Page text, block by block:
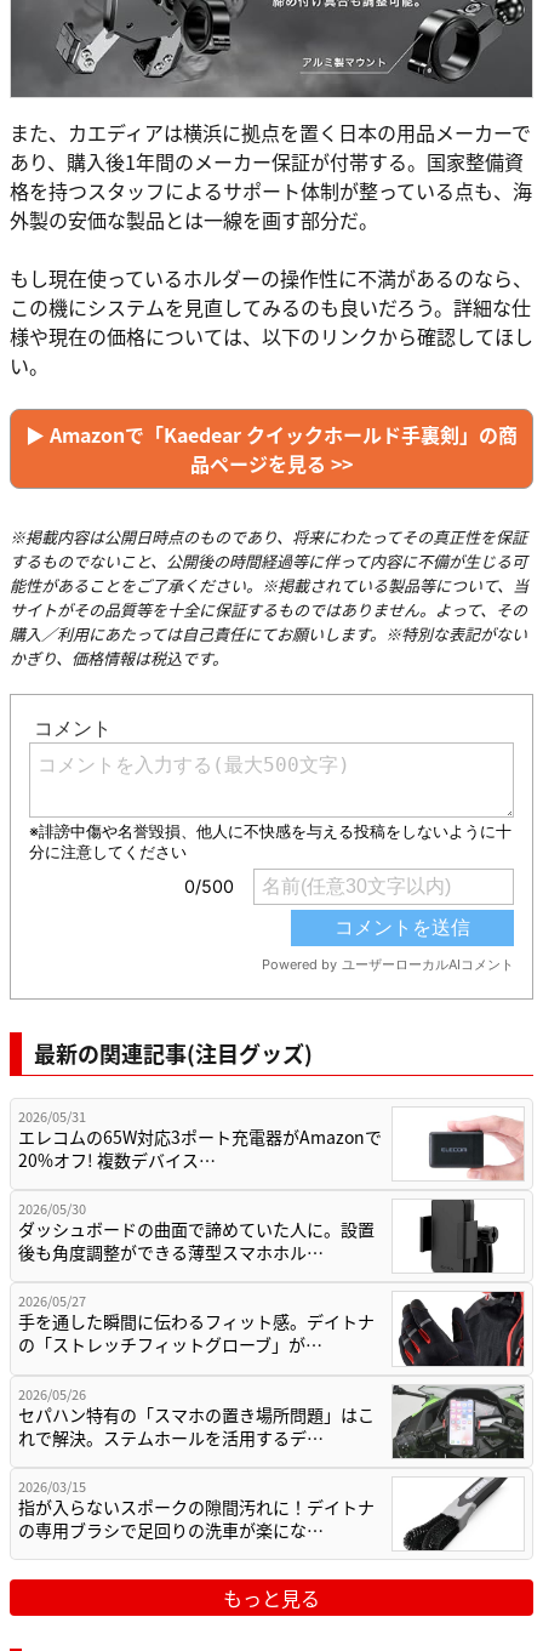
また、カエディアは横浜に拠点を置く日本の用品メーカーで
あり、購入後1年間のメーカー保証が付帯する。国家整備資
格を持つスタッフによるサポート体制が整っている点も、海
外製の安価な製品とは一線を画す部分だ。
もし現在使っているホルダーの操作性に不満があるのなら、
この機にシステムを見直してみるのも良いだろう。詳細な仕
様や現在の価格については、以下のリンクから確認してほし
い。
▶︎ Amazonで「Kaedear クイックホールド手裏剣」の商
品ページを見る >>
※掲載内容は公開日時点のものであり、将来にわたってその真正性を保証
するものでないこと、公開後の時間経過等に伴って内容に不備が生じる可
能性があることをご了承ください。※掲載されている製品等について、当
サイトがその品質等を十全に保証するものではありません。よって、その
購入／利用にあたっては自己責任にてお願いします。※特別な表記がない
かぎり、価格情報は税込です。
最新の関連記事(注目グッズ)
2026/05/31
エレコムの65W対応3ポート充電器がAmazonで
20%オフ! 複数デバイス…
2026/05/30
ダッシュボードの曲面で諦めていた人に。設置
後も角度調整ができる薄型スマホホル…
2026/05/27
手を通した瞬間に伝わるフィット感。デイトナ
の「ストレッチフィットグローブ」が…
2026/05/26
セパハン特有の「スマホの置き場所問題」はこ
れで解決。ステムホールを活用するデ…
2026/03/15
指が入らないスポークの隙間汚れに！デイトナ
の専用ブラシで足回りの洗車が楽にな…
もっと見る